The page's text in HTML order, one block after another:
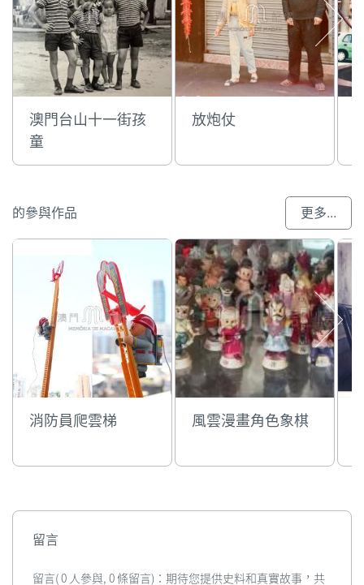
澳門台山十一街孩
童
放炮仗
的參與作品 更多...
消防員爬雲梯 風雲漫畫角色象棋
留言
留言( 0 人參與, 0 條留言)：期待您提供史料和真實故事，共